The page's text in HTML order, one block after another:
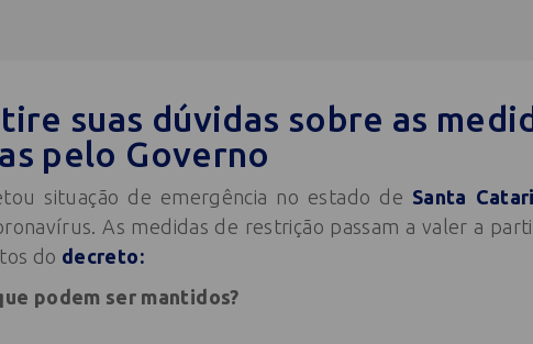
suas dúvidas sobre as
pelo Governo
situação de emergência no estado de Santa
As medidas de restrição passam a valer a
do decreto:
podem ser mantidos?